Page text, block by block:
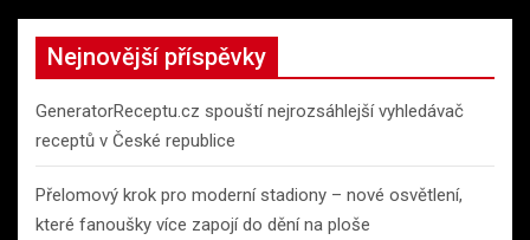
r
h
Nejnovější příspěvky
GeneratorReceptu.cz spouští nejrozsáhlejší vyhledávač
receptů v České republice
Přelomový krok pro moderní stadiony – nové osvětlení,
které fanoušky více zapojí do dění na ploše